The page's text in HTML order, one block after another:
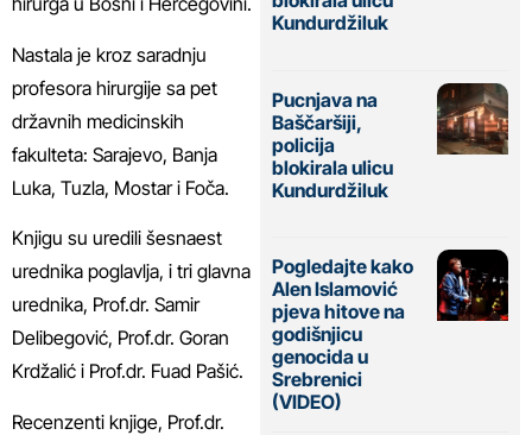
Nastala je kroz saradnju
profesora hirurgije sa pet
državnih medicinskih
fakulteta: Sarajevo, Banja
Luka, Tuzla, Mostar i Foča.
Knjigu su uredili šesnaest
urednika poglavlja, i tri glavna
urednika, Prof.dr. Samir
Delibegović, Prof.dr. Goran
Krdžalić i Prof.dr. Fuad Pašić.
Recenzenti knjige, Prof.dr.
Kundurdžiluk
Pucnjava na
Baščaršiji,
policija
blokirala ulicu
Kundurdžiluk
Pogledajte kako
Alen Islamović
pjeva hitove na
godišnjicu
genocida u
Srebrenici
(VIDEO)